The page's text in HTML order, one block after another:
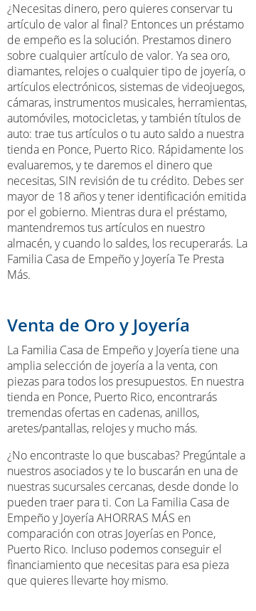
¿Necesitas dinero, pero quieres conservar tu
artículo de valor al final? Entonces un préstamo
de empeño es la solución. Prestamos dinero
sobre cualquier artículo de valor. Ya sea oro,
diamantes, relojes o cualquier tipo de joyería, o
artículos electrónicos, sistemas de videojuegos,
cámaras, instrumentos musicales, herramientas,
automóviles, motocicletas, y también títulos de
auto: trae tus artículos o tu auto saldo a nuestra
tienda en Ponce, Puerto Rico. Rápidamente los
evaluaremos, y te daremos el dinero que
necesitas, SIN revisión de tu crédito. Debes ser
mayor de 18 años y tener identificación emitida
por el gobierno. Mientras dura el préstamo,
mantendremos tus artículos en nuestro
almacén, y cuando lo saldes, los recuperarás. La
Familia Casa de Empeño y Joyería Te Presta
Más.
Venta de Oro y Joyería
La Familia Casa de Empeño y Joyería tiene una
amplia selección de joyería a la venta, con
piezas para todos los presupuestos. En nuestra
tienda en Ponce, Puerto Rico, encontrarás
tremendas ofertas en cadenas, anillos,
aretes/pantallas, relojes y mucho más.
¿No encontraste lo que buscabas? Pregúntale a
nuestros asociados y te lo buscarán en una de
nuestras sucursales cercanas, desde donde lo
pueden traer para ti. Con La Familia Casa de
Empeño y Joyería AHORRAS MÁS en
comparación con otras Joyerías en Ponce,
Puerto Rico. Incluso podemos conseguir el
financiamiento que necesitas para esa pieza
que quieres llevarte hoy mismo.